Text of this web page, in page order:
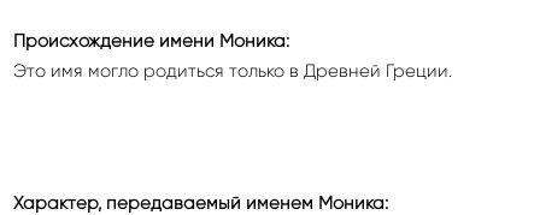
Происхождение имени Моника:
Это имя могло родиться только в Древней Греции.
Характер, передаваемый именем Моника: